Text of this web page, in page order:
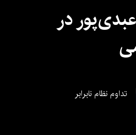
در
تداوم نظام نابرابر